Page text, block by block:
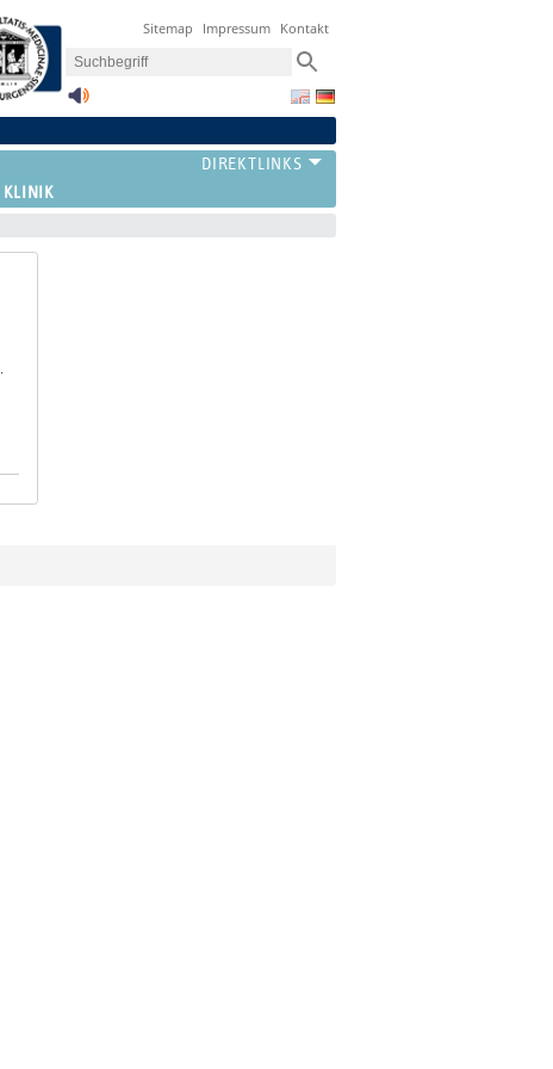
Sitemap Impressum Kontakt
KLINIK